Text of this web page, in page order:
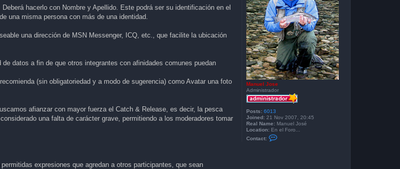
Manuel Jose
Administrador
Posts: 6013
Joined: 21 Nov 2007, 20:45
Real Name: Manuel José
Location: En el Foro...
Contact:
hacerlo con Nombre y Apellido. Este podrá ser su identificación en el
una misma persona con más de una identidad.
una dirección de MSN Messenger, ICQ, etc., que facilite la ubicación
datos a fin de que otros integrantes con afinidades comunes puedan
(sin obligatoriedad y a modo de sugerencia) como Avatar una foto
afianzar con mayor fuerza el Catch & Release, es decir, la pesca
una falta de carácter grave, permitiendo a los moderadores tomar
expresiones que agredan a otros participantes, que sean